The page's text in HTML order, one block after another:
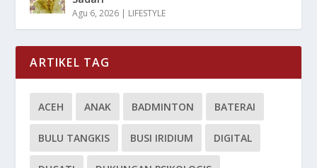
Agu 6, 2026 | LIFESTYLE
ARTIKEL TAG
ACEH ANAK BADMINTON BATERAI
BULU TANGKIS BUSI IRIDIUM DIGITAL